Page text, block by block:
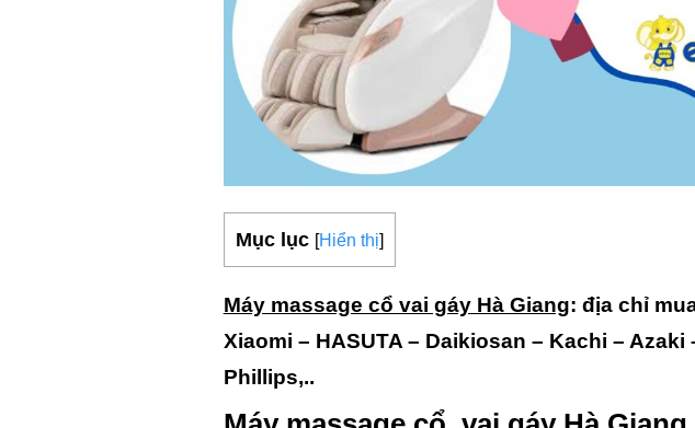
Mục lục [Hiển thị]
Máy massage cổ vai gáy Hà Giang: địa chỉ
Xiaomi – HASUTA – Daikiosan – Kachi –
Phillips,..